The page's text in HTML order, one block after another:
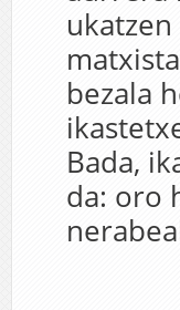
bezala
Bada,
da: oro